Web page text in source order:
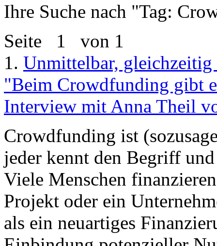
Ihre Suche nach "Tag:
Seite 1 von 1
1. Unmittelbar,
"Beim Crowdfunding gibt
Interview mit Anna Theil
Crowdfunding ist
jeder kennt den Begriff
Viele Menschen
Projekt oder ein
als ein neuartiges